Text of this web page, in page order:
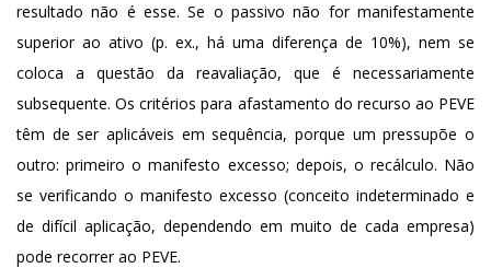
resultado não é esse. Se o passivo não for manifestamente
superior ao ativo (p. ex., há uma diferença de 10%), nem se
coloca a questão da reavaliação, que é necessariamente
subsequente. Os critérios para afastamento do recurso ao PEVE
têm de ser aplicáveis em sequência, porque um pressupõe o
outro: primeiro o manifesto excesso; depois, o recálculo. Não
se verificando o manifesto excesso (conceito indeterminado e
de difícil aplicação, dependendo em muito de cada empresa)
pode recorrer ao PEVE.